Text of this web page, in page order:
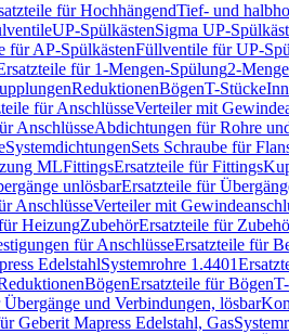
für HochhängendTief- und
UP-SpülkästenSigma UP-
für AP-SpülkästenFüllventile für UP-
für 1-Mengen-Spülung2-
ReduktionenBögenT-Stücke
für AnschlüsseVerteiler mit
AnschlüsseAbdichtungen für Rohre
SystemdichtungenSets Schraube für
MLFittingsErsatzteile für Fittings
unlösbarErsatzteile für
AnschlüsseVerteiler mit
HeizungZubehörErsatzteile für
für AnschlüsseErsatzteile für
EdelstahlSystemrohre 1.4401
BögenErsatzteile für Bögen
und Verbindungen, lösbar
Geberit Mapress Edelstahl, Gas